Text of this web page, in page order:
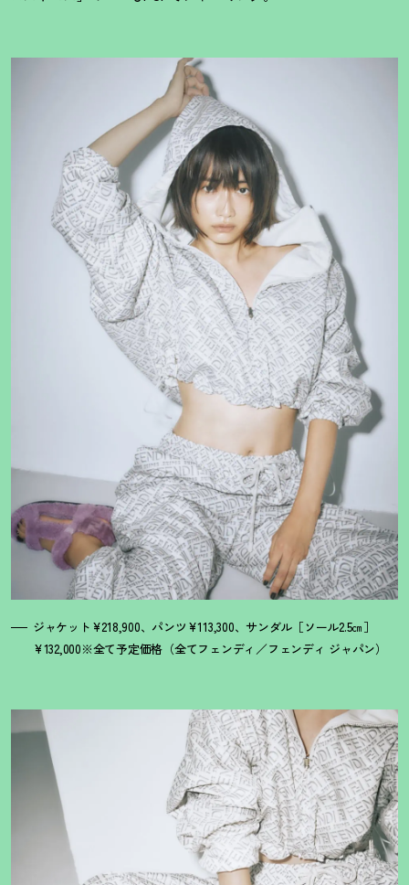
ジャケット¥218,900、パンツ¥113,300、サンダル［ソール2.5㎝］
¥132,000※全て予定価格（全てフェンディ／フェンディ ジャパン）